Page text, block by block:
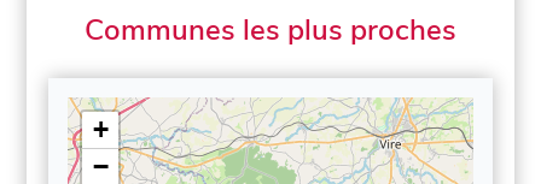
Communes les plus proches
+
−